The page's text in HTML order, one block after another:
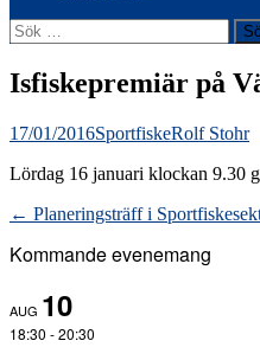
Sök
efter:
Isfiskepremiär på
17/01/2016SportfiskeRolf Stohr
Lördag 16 januari klockan 9.30
Inläggsnavigering
← Planeringsträff i
Kommande evenemang
AUG 10
18:30 -20:30